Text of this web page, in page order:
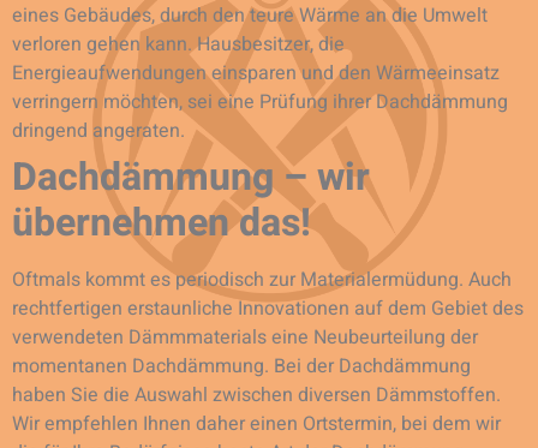
eines Gebäudes, durch den teure Wärme an die Umwelt
verloren gehen kann. Hausbesitzer, die
Energieaufwendungen einsparen und den Wärmeeinsatz
verringern möchten, sei eine Prüfung ihrer Dachdämmung
dringend angeraten.
Dachdämmung – wir
übernehmen das!
Oftmals kommt es periodisch zur Materialermüdung. Auch
rechtfertigen erstaunliche Innovationen auf dem Gebiet des
verwendeten Dämmmaterials eine Neubeurteilung der
momentanen Dachdämmung. Bei der Dachdämmung
haben Sie die Auswahl zwischen diversen Dämmstoffen.
Wir empfehlen Ihnen daher einen Ortstermin, bei dem wir